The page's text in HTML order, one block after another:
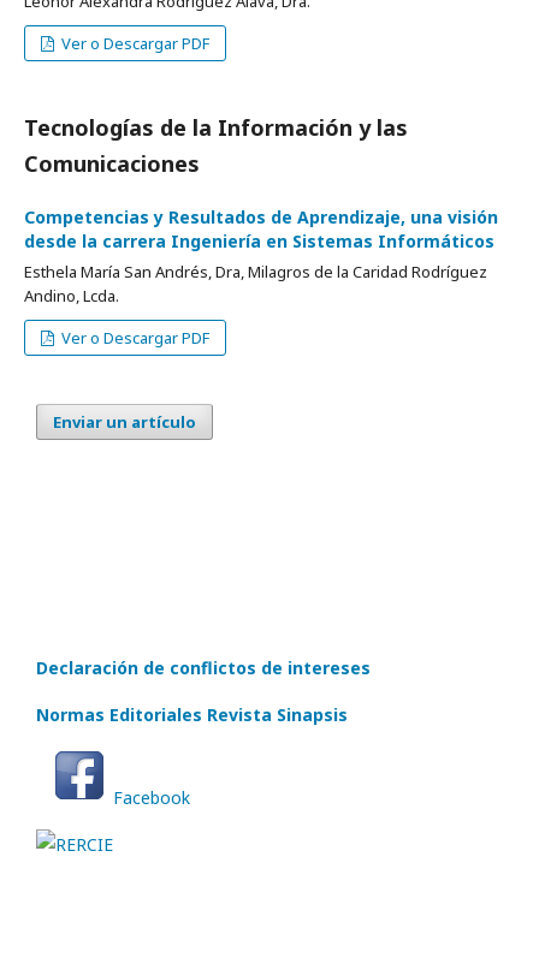
Ver o Descargar PDF
Tecnologías de la Información y las
Comunicaciones
Competencias y Resultados de Aprendizaje, una visión
desde la carrera Ingeniería en Sistemas Informáticos
Esthela María San Andrés, Dra, Milagros de la Caridad Rodríguez
Andino, Lcda.
Ver o Descargar PDF
Enviar un artículo
Declaración de conflictos de intereses
Normas Editoriales Revista Sinapsis
Facebook